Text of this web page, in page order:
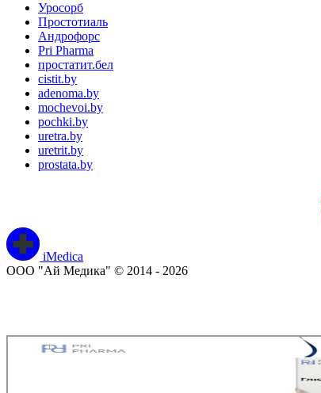
Уросорб
Простотиаль
Андрофорс
Pri Pharma
простатит.бел
cistit.by
adenoma.by
mochevoi.by
pochki.by
uretra.by
uretrit.by
prostata.by
iMedica
ООО "Ай Медика" © 2014 - 2026